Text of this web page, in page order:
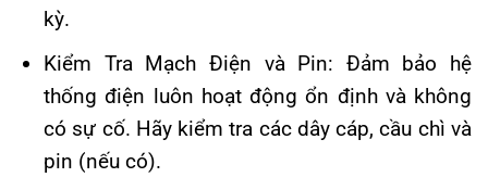
kỳ.
Kiểm Tra Mạch Điện và Pin: Đảm bảo hệ
thống điện luôn hoạt động ổn định và không
có sự cố. Hãy kiểm tra các dây cáp, cầu chì và
pin (nếu có).